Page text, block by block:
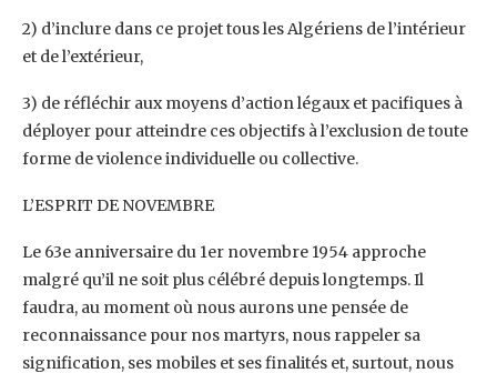
2) d’inclure dans ce projet tous les Algériens de l’intérieur
et de l’extérieur,
3) de réfléchir aux moyens d’action légaux et pacifiques à
déployer pour atteindre ces objectifs à l’exclusion de toute
forme de violence individuelle ou collective.
L’ESPRIT DE NOVEMBRE
Le 63e anniversaire du 1er novembre 1954 approche
malgré qu’il ne soit plus célébré depuis longtemps. Il
faudra, au moment où nous aurons une pensée de
reconnaissance pour nos martyrs, nous rappeler sa
signification, ses mobiles et ses finalités et, surtout, nous